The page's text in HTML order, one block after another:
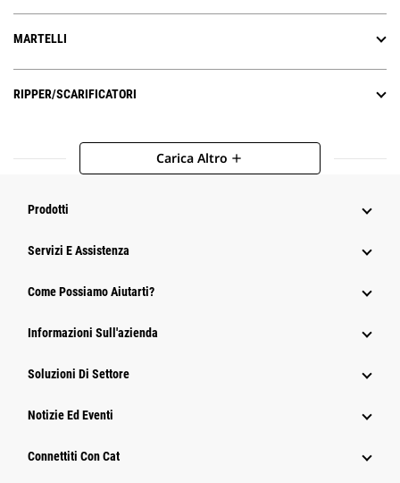
MARTELLI
RIPPER/SCARIFICATORI
Carica Altro add
Prodotti
Servizi E Assistenza
Come Possiamo Aiutarti?
Informazioni Sull'azienda
Soluzioni Di Settore
Notizie Ed Eventi
Connettiti Con Cat